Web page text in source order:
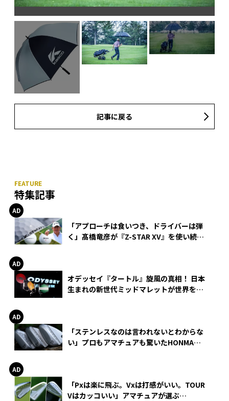
記事に戻る
特集記事
「アプローチは食いつき、ドライバーは弾
く」髙橋竜彦が『Z-STAR XV』を使い続け
オデッセイ『タートル』旋風の真相！ 日本
生まれの新世代ミッドマレットが世界を席
「ステンレスなのは言われないとわからな
い」プロもアマチュアも驚いたHONMA
「Pxは楽に飛ぶ。Vxは打感がいい。TOUR
Vはカッコいい」アマチュアが選ぶ